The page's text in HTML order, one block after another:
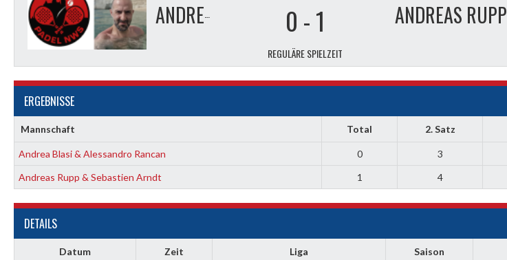
ANDREA BLASI & ALESSANDRO RANCAN 0 -1
REGULÄRE SPIELZEIT
ERGEBNISSE
Mannschaft Total 2. Satz
Andrea Blasi & Alessandro Rancan 0 3
Andreas Rupp & Sebastien Arndt
1 4
DETAILS
Datum Zeit Liga Saison